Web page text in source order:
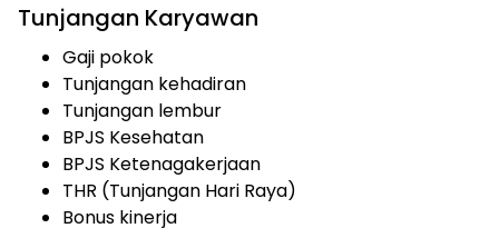
Tunjangan Karyawan
Gaji pokok
Tunjangan kehadiran
Tunjangan lembur
BPJS Kesehatan
BPJS Ketenagakerjaan
THR (Tunjangan Hari Raya)
Bonus kinerja